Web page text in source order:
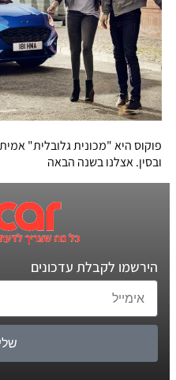
פוקוס היא "מכונית גלובלית"
ובסין. אצלנו בשנה הבאה
הירשמו לקבלת עדכונים